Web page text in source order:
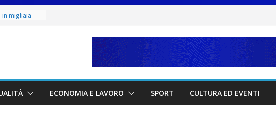
in migliaia
alla Prima
Judo San
ECONOMIA E LAVORO SPORT CULTURA ED EVENTI